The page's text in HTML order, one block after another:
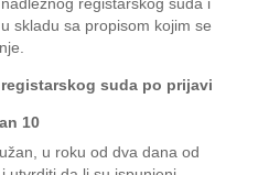
skladu sa propisom kojim se
suda po prijavi
10
u roku od dva dana od